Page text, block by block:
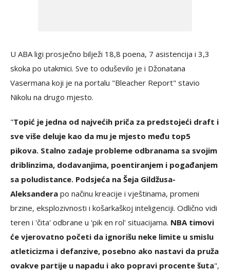
U ABA ligi prosječno bilježi 18,8 poena, 7 asistencija i 3,3
skoka po utakmici. Sve to oduševilo je i Džonatana
Vasermana koji je na portalu "Bleacher Report" stavio
Nikolu na drugo mjesto.
"Topić je jedna od najvećih priča za predstojeći draft i
sve više deluje kao da mu je mjesto među top5
pikova. Stalno zadaje probleme odbranama sa svojim
driblinzima, dodavanjima, poentiranjem i pogađanjem
sa poludistance. Podsjeća na Šeja Gildžusa-
Aleksandera po načinu kreacije i vještinama, promeni
brzine, eksplozivnosti i košarkaškoj inteligenciji. Odlično vidi
teren i 'čita' odbrane u 'pik en rol' situacijama. NBA timovi
će vjerovatno početi da ignorišu neke limite u smislu
atleticizma i defanzive, posebno ako nastavi da pruža
ovakve partije u napadu i ako popravi procente šuta",